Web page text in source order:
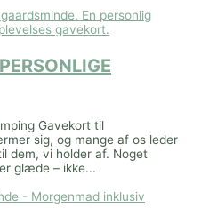
Gavekort til
sig, og mange af os leder
dem, vi holder af. Noget
glæde – ikke...